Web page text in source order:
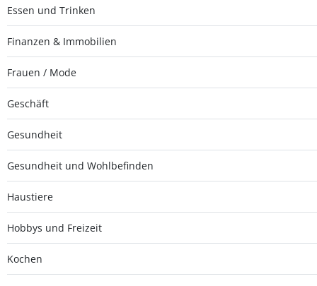
Essen und Trinken
Finanzen & Immobilien
Frauen / Mode
Geschäft
Gesundheit
Gesundheit und Wohlbefinden
Haustiere
Hobbys und Freizeit
Kochen